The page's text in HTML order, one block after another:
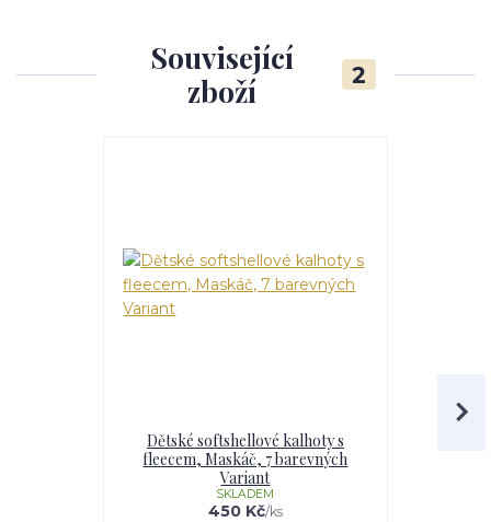
Související
zboží
2
Dětské softshellové kalhoty s
fleecem, Maskáč, 7 barevných
Variant
450 Kč/ks
SKLADEM